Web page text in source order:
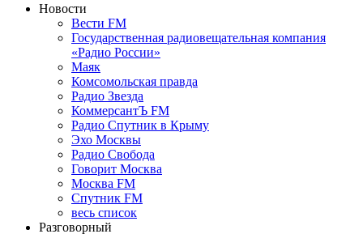
Новости
Вести FM
Государственная радиовещательная компания
«Радио России»
Маяк
Комсомольская правда
Радио Звезда
КоммерсантЪ FM
Радио Спутник в Крыму
Эхо Москвы
Радио Свобода
Говорит Москва
Москва FM
Спутник FM
весь список
Разговорный